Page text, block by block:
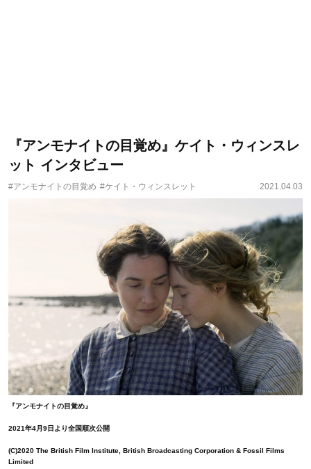
『アンモナイトの目覚め』ケイト・ウィンスレ
ット インタビュー
#アンモナイトの目覚め #ケイト・ウィンスレット 2021.04.03
『アンモナイトの目覚め』
2021年4月9日より全国順次公開
(C)2020 The British Film Institute, British Broadcasting Corporation & Fossil Films
Limited